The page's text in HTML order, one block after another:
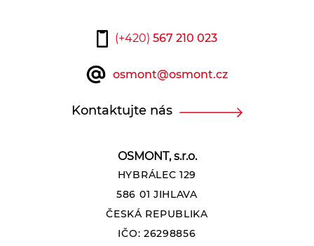
OSMONT, s.r.o.
HYBRÁLEC 129
586 01 JIHLAVA
ČESKÁ REPUBLIKA
IČO: 26298856
(+420) 567 210 023
osmont@osmont.cz
Kontaktujte nás